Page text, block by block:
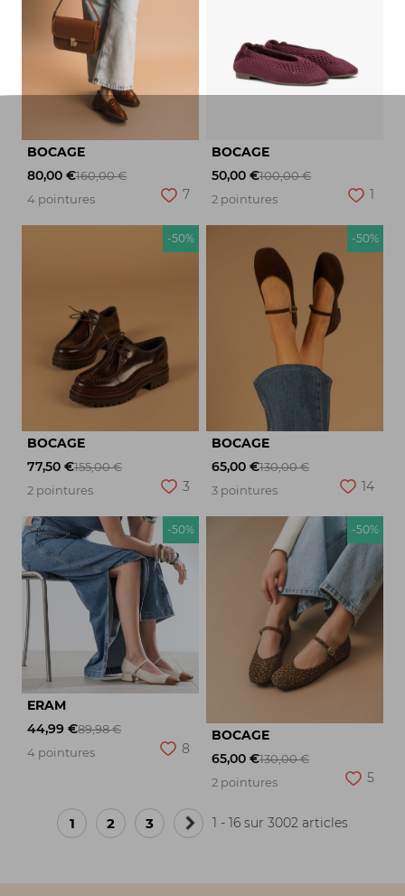
BOCAGE
80,00 €160,00 €
4 pointures
7
BOCAGE
50,00 €100,00 €
2 pointures
1
-50%
BOCAGE
77,50 €155,00 €
2 pointures
3
-50%
BOCAGE
65,00 €130,00 €
3 pointures
14
-50%
ERAM
44,99 €89,98 €
4 pointures
8
-50%
BOCAGE
65,00 €130,00 €
2 pointures
5
1 2 3
Page
1 - 16 sur 3002 articles